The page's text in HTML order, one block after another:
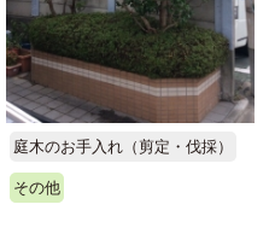
庭木のお手入れ（剪定・伐採）
その他